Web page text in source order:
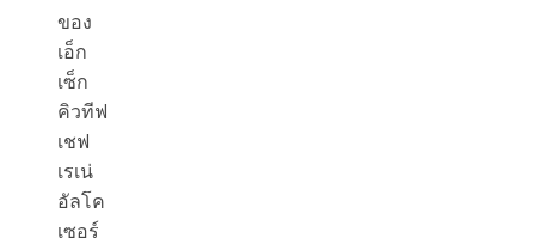
ของ
เอ็ก
เซ็ก
คิวทีฟ
เชฟ
เรเน่
อัลโค
เซอร์